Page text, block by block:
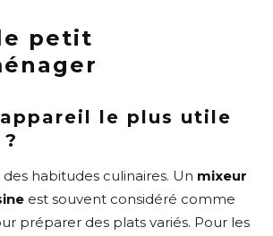
petit
le plus utile
habitudes culinaires. Un mixeur
est souvent considéré comme
préparer des plats variés. Pour les